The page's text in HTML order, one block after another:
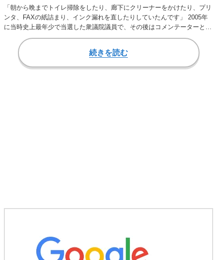
「朝から晩までトイレ掃除をしたり、廊下にクリーナーをかけたり、プリ
ンタ、FAXの紙詰まり、インク漏れを直したりしていたんです」 2005年
に当時史上最年少で当選した衆議院議員で、その後はコメンテーターとし
て活動する杉…
続きを読む